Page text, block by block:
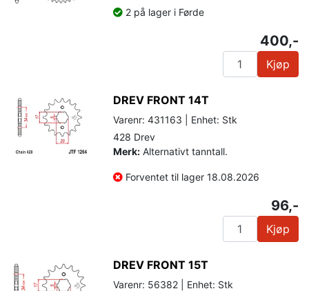
2 på lager i Førde
400,-
Kjøp
DREV FRONT 14T
Varenr: 431163 | Enhet: Stk
428 Drev
Merk: Alternativt tanntall.
Forventet til lager 18.08.2026
96,-
Kjøp
DREV FRONT 15T
Varenr: 56382 | Enhet: Stk